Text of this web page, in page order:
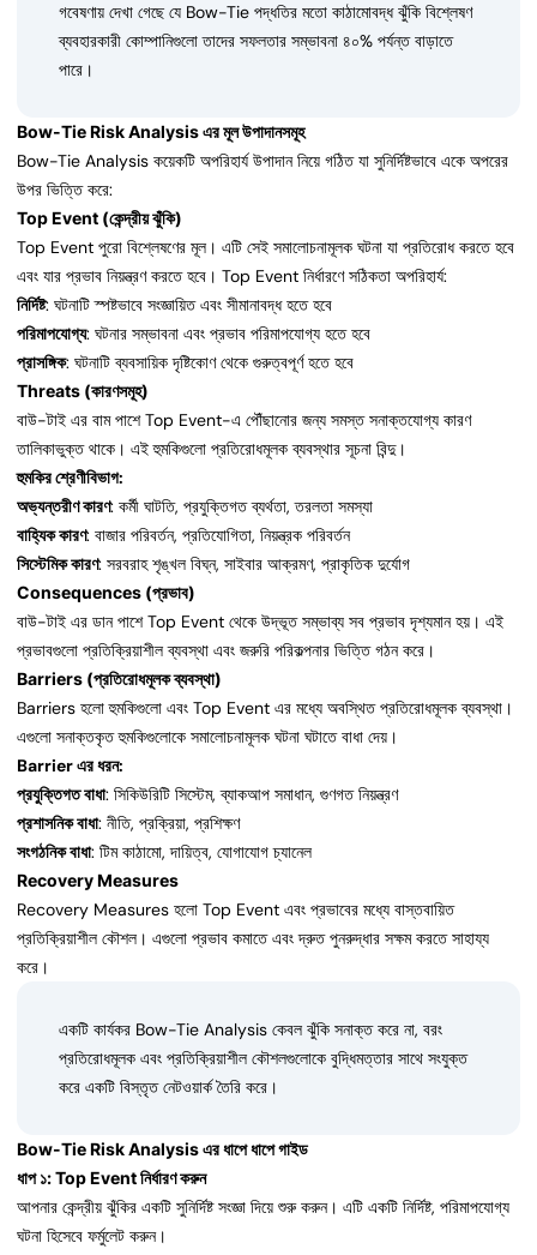
গবেষণায় দেখা গেছে যে Bow-Tie পদ্ধতির মতো কাঠামোবদ্ধ ঝুঁকি বিশ্লেষণ
ব্যবহারকারী কোম্পানিগুলো তাদের সফলতার সম্ভাবনা ৪০% পর্যন্ত বাড়াতে
পারে।
Bow-Tie Risk Analysis এর মূল উপাদানসমূহ
Bow-Tie Analysis কয়েকটি অপরিহার্য উপাদান নিয়ে গঠিত যা সুনির্দিষ্টভাবে একে অপরের
উপর ভিত্তি করে:
Top Event (কেন্দ্রীয় ঝুঁকি)
Top Event পুরো বিশ্লেষণের মূল। এটি সেই সমালোচনামূলক ঘটনা যা প্রতিরোধ করতে হবে
এবং যার প্রভাব নিয়ন্ত্রণ করতে হবে। Top Event নির্ধারণে সঠিকতা অপরিহার্য:
নির্দিষ্ট: ঘটনাটি স্পষ্টভাবে সংজ্ঞায়িত এবং সীমানাবদ্ধ হতে হবে
পরিমাপযোগ্য: ঘটনার সম্ভাবনা এবং প্রভাব পরিমাপযোগ্য হতে হবে
প্রাসঙ্গিক: ঘটনাটি ব্যবসায়িক দৃষ্টিকোণ থেকে গুরুত্বপূর্ণ হতে হবে
Threats (কারণসমূহ)
বাউ-টাই এর বাম পাশে Top Event-এ পৌঁছানোর জন্য সমস্ত সনাক্তযোগ্য কারণ
তালিকাভুক্ত থাকে। এই হুমকিগুলো প্রতিরোধমূলক ব্যবস্থার সূচনা বিন্দু।
হুমকির শ্রেণীবিভাগ:
অভ্যন্তরীণ কারণ: কর্মী ঘাটতি, প্রযুক্তিগত ব্যর্থতা, তরলতা সমস্যা
বাহ্যিক কারণ: বাজার পরিবর্তন, প্রতিযোগিতা, নিয়ন্ত্রক পরিবর্তন
সিস্টেমিক কারণ: সরবরাহ শৃঙ্খল বিঘ্ন, সাইবার আক্রমণ, প্রাকৃতিক দুর্যোগ
Consequences (প্রভাব)
বাউ-টাই এর ডান পাশে Top Event থেকে উদ্ভূত সম্ভাব্য সব প্রভাব দৃশ্যমান হয়। এই
প্রভাবগুলো প্রতিক্রিয়াশীল ব্যবস্থা এবং জরুরি পরিকল্পনার ভিত্তি গঠন করে।
Barriers (প্রতিরোধমূলক ব্যবস্থা)
Barriers হলো হুমকিগুলো এবং Top Event এর মধ্যে অবস্থিত প্রতিরোধমূলক ব্যবস্থা।
এগুলো সনাক্তকৃত হুমকিগুলোকে সমালোচনামূলক ঘটনা ঘটাতে বাধা দেয়।
Barrier এর ধরন:
প্রযুক্তিগত বাধা: সিকিউরিটি সিস্টেম, ব্যাকআপ সমাধান, গুণগত নিয়ন্ত্রণ
প্রশাসনিক বাধা: নীতি, প্রক্রিয়া, প্রশিক্ষণ
সংগঠনিক বাধা: টিম কাঠামো, দায়িত্ব, যোগাযোগ চ্যানেল
Recovery Measures
Recovery Measures হলো Top Event এবং প্রভাবের মধ্যে বাস্তবায়িত
প্রতিক্রিয়াশীল কৌশল। এগুলো প্রভাব কমাতে এবং দ্রুত পুনরুদ্ধার সক্ষম করতে সাহায্য
করে।
একটি কার্যকর Bow-Tie Analysis কেবল ঝুঁকি সনাক্ত করে না, বরং
প্রতিরোধমূলক এবং প্রতিক্রিয়াশীল কৌশলগুলোকে বুদ্ধিমত্তার সাথে সংযুক্ত
করে একটি বিস্তৃত নেটওয়ার্ক তৈরি করে।
Bow-Tie Risk Analysis এর ধাপে ধাপে গাইড
ধাপ ১: Top Event নির্ধারণ করুন
আপনার কেন্দ্রীয় ঝুঁকির একটি সুনির্দিষ্ট সংজ্ঞা দিয়ে শুরু করুন। এটি একটি নির্দিষ্ট, পরিমাপযোগ্য
ঘটনা হিসেবে ফর্মুলেট করুন।